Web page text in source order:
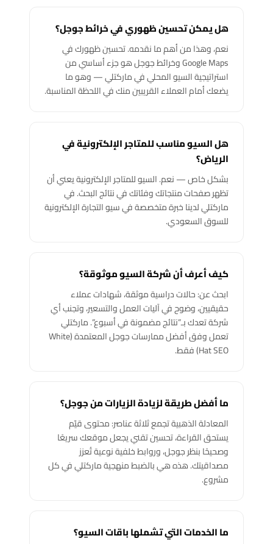
هل يمكن تحسين ظهوري في خرائط جوجل؟
نعم، وهذا من أهم ما نقدمه. تحسين ظهورك في
Google Maps وخرائط جوجل هو جزء أساسي من
استراتيجية السيو المحلي في ماركتلي — وهو ما
يضعك أمام العملاء القريبين منك في اللحظة المناسبة.
هل السيو مناسب للمتاجر الإلكترونية في
الرياض؟
بشكل خاص — نعم. السيو للمتاجر الإلكترونية يعني أن
تظهر صفحات منتجاتك وفئاتك في نتائج البحث. في
ماركتلي لدينا خبرة متخصصة في سيو التجارة الإلكترونية
للسوق السعودي.
كيف أعرف أن شركة السيو موثوقة؟
ابحث عن: حالات دراسية موثقة، شهادات عملاء
حقيقيين، وضوح في آليات العمل والتسعير، وتجنب أي
شركة تعدك بـ”نتائج مضمونة في أسبوع”. ماركتلي
تعمل وفق أفضل ممارسات جوجل المعتمدة (White
Hat SEO) فقط.
ما أفضل طريقة لزيادة الزيارات من جوجل؟
المعادلة الذهبية تجمع ثلاثة عناصر: محتوى قيّم
يستحق القراءة، تحسين تقني يجعل موقعك سريعًا
وصحيحًا بنظر جوجل، وروابط خلفية نوعية تُعزز
مصداقيتك. هذه هي بالضبط منهجية ماركتلي في كل
مشروع.
ما الخدمات التي تشملها باقات السيو؟